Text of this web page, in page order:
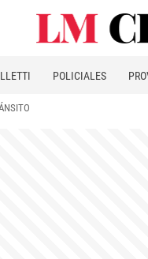
POLICIALES